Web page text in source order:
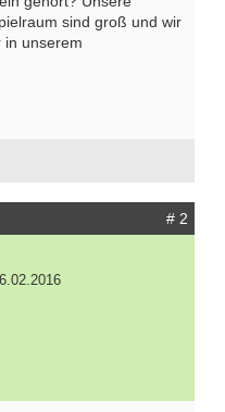
sind groß und wir
in unserem
# 2